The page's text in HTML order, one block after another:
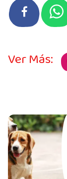
Ver Más: